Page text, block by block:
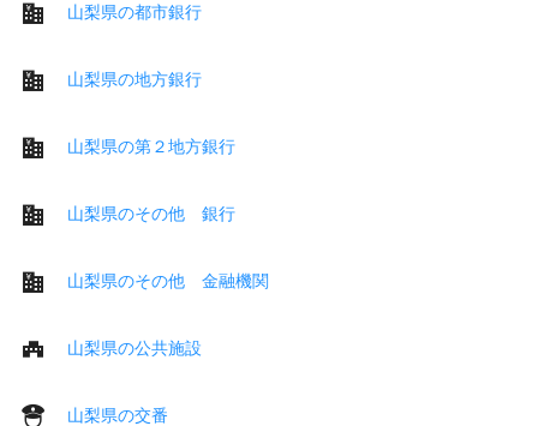
山梨県の都市銀行
山梨県の地方銀行
山梨県の第２地方銀行
山梨県のその他 銀行
山梨県のその他 金融機関
山梨県の公共施設
山梨県の交番